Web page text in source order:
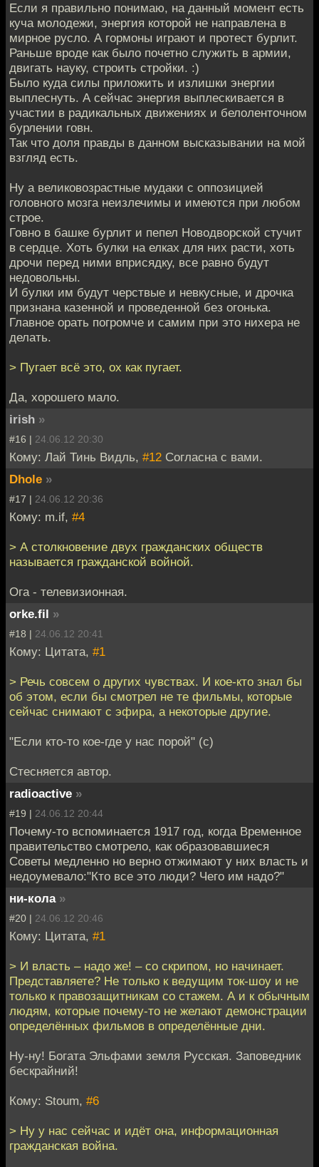
Если я правильно понимаю, на данный момент есть
куча молодежи, энергия которой не направлена в
мирное русло. А гормоны играют и протест бурлит.
Раньше вроде как было почетно служить в армии,
двигать науку, строить стройки. :)
Было куда силы приложить и излишки энергии
выплеснуть. А сейчас энергия выплескивается в
участии в радикальных движениях и белоленточном
бурлении говн.
Так что доля правды в данном высказывании на мой
взгляд есть.
Ну а великовозрастные мудаки с оппозицией
головного мозга неизлечимы и имеются при любом
строе.
Говно в башке бурлит и пепел Новодворской стучит
в сердце. Хоть булки на елках для них расти, хоть
дрочи перед ними вприсядку, все равно будут
недовольны.
И булки им будут черствые и невкусные, и дрочка
признана казенной и проведенной без огонька.
Главное орать погромче и самим при это нихера не
делать.
> Пугает всё это, ох как пугает.
Да, хорошего мало.
irish »
#16 | 24.06.12 20:30
Кому: Лай Тинь Видль, #12 Согласна с вами.
Dhole »
#17 | 24.06.12 20:36
Кому: m.if, #4
> А столкновение двух гражданских обществ
называется гражданской войной.
Ога - телевизионная.
orke.fil »
#18 | 24.06.12 20:41
Кому: Цитата, #1
> Речь совсем о других чувствах. И кое-кто знал бы
об этом, если бы смотрел не те фильмы, которые
сейчас снимают с эфира, а некоторые другие.
"Если кто-то кое-где у нас порой" (с)
Стесняется автор.
radioactive »
#19 | 24.06.12 20:44
Почему-то вспоминается 1917 год, когда Временное
правительство смотрело, как образовавшиеся
Советы медленно но верно отжимают у них власть и
недоумевало:"Кто все это люди? Чего им надо?"
ни-кола »
#20 | 24.06.12 20:46
Кому: Цитата, #1
> И власть – надо же! – со скрипом, но начинает.
Представляете? Не только к ведущим ток-шоу и не
только к правозащитникам со стажем. А и к обычным
людям, которые почему-то не желают демонстрации
определённых фильмов в определённые дни.
Ну-ну! Богата Эльфами земля Русская. Заповедник
бескрайний!
Кому: Stoum, #6
> Ну у нас сейчас и идёт она, информационная
гражданская война.